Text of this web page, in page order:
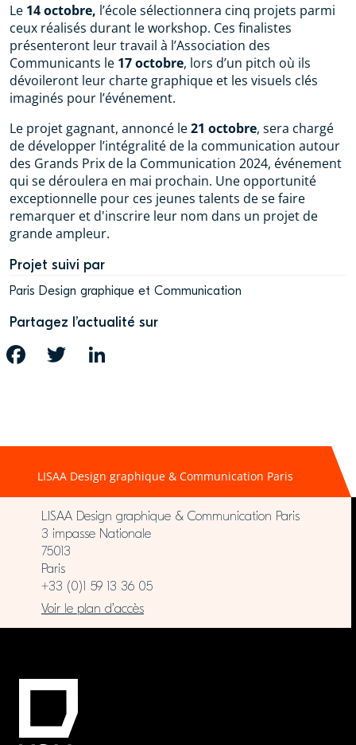
Le 14 octobre, l’école sélectionnera cinq projets parmi
ceux réalisés durant le workshop. Ces finalistes
présenteront leur travail à l’Association des
Communicants le 17 octobre, lors d’un pitch où ils
dévoileront leur charte graphique et les visuels clés
imaginés pour l’événement.
Le projet gagnant, annoncé le21 octobre, sera chargé
de développer l’intégralité de la communication autour
des Grands Prix de la Communication 2024, événement
qui se déroulera en mai prochain. Une opportunité
exceptionnelle pour ces jeunes talents de se faire
remarquer et d'inscrire leur nom dans un projet de
grande ampleur.
Projet suivi par
Paris Design graphique et Communication
Partagez l’actualité sur
FACEBOOK TWITTER
LISAA Design graphique & Communication Paris
LISAA Design graphique & Communication Paris
3 impasse Nationale
75013
Paris
+33 (0)1 59 13 36 05
Voir le plan d’accès